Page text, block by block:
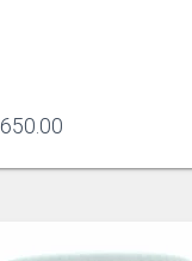
650.00